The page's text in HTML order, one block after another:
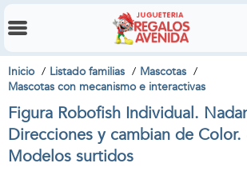
Inicio Listado familias
Mascotas
Mascotas con mecanismo e interactivas
Figura Robofish Individual.
Direcciones y cambian de
Modelos surtidos